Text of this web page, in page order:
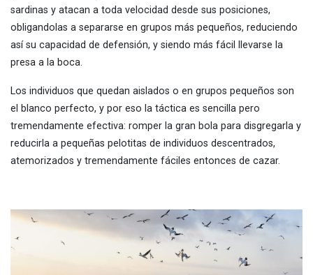
sardinas y atacan a toda velocidad desde sus posiciones,
obligandolas a separarse en grupos más pequeños, reduciendo
así su capacidad de defensión, y siendo más fácil llevarse la
presa a la boca.
Los individuos que quedan aislados o en grupos pequeños son
el blanco perfecto, y por eso la táctica es sencilla pero
tremendamente efectiva: romper la gran bola para disgregarla y
reducirla a pequeñas pelotitas de individuos descentrados,
atemorizados y tremendamente fáciles entonces de cazar.